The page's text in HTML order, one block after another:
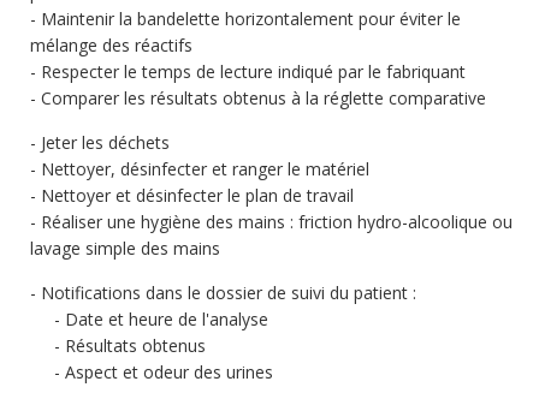
Maintenir la bandelette horizontalement pour éviter le
mélange des réactifs
Respecter le temps de lecture indiqué par le fabriquant
Comparer les résultats obtenus à la réglette comparative
Jeter les déchets
Nettoyer, désinfecter et ranger le matériel
Nettoyer et désinfecter le plan de travail
Réaliser une hygiène des mains : friction hydro-alcoolique ou
lavage simple des mains
Notifications dans le dossier de suivi du patient :
Date et heure de l'analyse
Résultats obtenus
Aspect et odeur des urines